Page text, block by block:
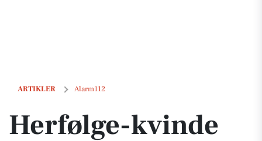
ARTIKLER Alarm112
Herfølge-kvinde udsat for tyveri i Køge
Herfølge-kvinde